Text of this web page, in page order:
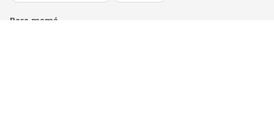
Para mamá